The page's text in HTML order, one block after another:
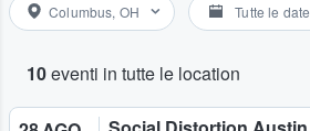
Columbus, OH Tutte le date
10eventi in tutte le location